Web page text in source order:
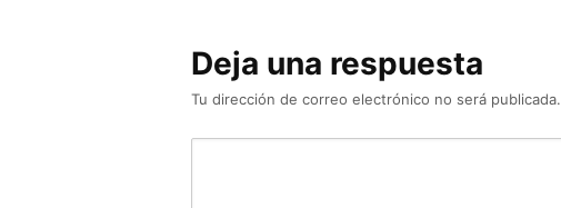
Deja una respuesta
Tu dirección de correo electrónico no será publicada.